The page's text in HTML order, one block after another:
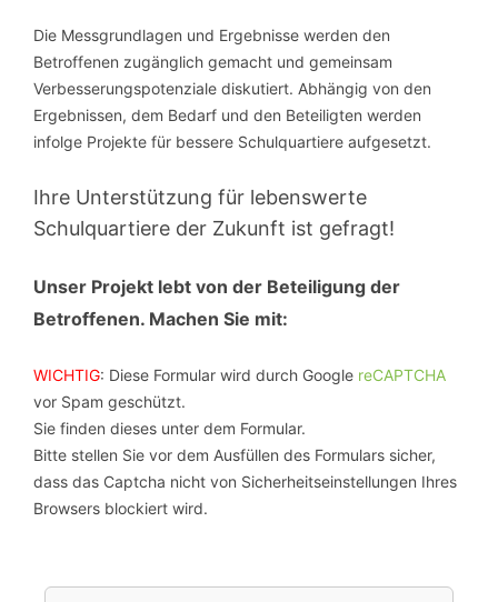
Die Messgrundlagen und Ergebnisse werden den
Betroffenen zugänglich gemacht und gemeinsam
Verbesserungspotenziale diskutiert. Abhängig von den
Ergebnissen, dem Bedarf und den Beteiligten werden
infolge Projekte für bessere Schulquartiere aufgesetzt.
Ihre Unterstützung für lebenswerte
Schulquartiere der Zukunft ist gefragt!
Unser Projekt lebt von der Beteiligung der
Betroffenen. Machen Sie mit:
WICHTIG: Diese Formular wird durch Google reCAPTCHA
vor Spam geschützt.
Sie finden dieses unter dem Formular.
Bitte stellen Sie vor dem Ausfüllen des Formulars sicher,
dass das Captcha nicht von Sicherheitseinstellungen Ihres
Browsers blockiert wird.